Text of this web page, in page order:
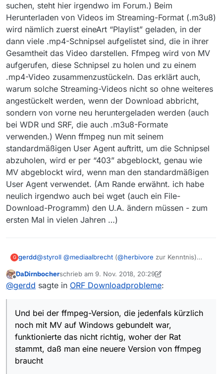
suchen, steht hier irgendwo im Forum.) Beim
Herunterladen von Videos im Streaming-Format (.m3u8)
wird nämlich zuerst eineArt “Playlist” geladen, in der
dann viele .mp4-Schnipsel aufgelistet sind, die in ihrer
Gesamtheit das Video darstellen. Ffmpeg wird von MV
aufgerufen, diese Schnipsel zu holen und zu einem
.mp4-Video zusammenzustückeln. Das erklärt auch,
warum solche Streaming-Videos nicht so ohne weiteres
angestückelt werden, wenn der Download abbricht,
sondern von vorne neu heruntergeladen werden (auch
bei WDR und SRF, die auch .m3u8-Formate
verwenden.) Wenn ffmpeg nun mit seinem
standardmäßigen User Agent auftritt, um die Schnipsel
abzuholen, wird er per “403” abgeblockt, genau wie
MV abgeblockt wird, wenn man den standardmäßigen
User Agent verwendet. (Am Rande erwähnt. ich habe
neulich irgendwo auch bei wget (auch ein File-
Download-Programm) den U.A. ändern müssen - zum
ersten Mal in vielen Jahren …)
G gerdd@styroll @mediaalbrecht (@herbivore zur Kenntnis)
dann muß man für den “neuen ORF” jetzt den User
Agent sowohl bei MV als auch bei ffmpeg ändern. Und
richtig, woher der Rat stammt, daß man eine neuere
Version von ffmpeg braucht (4.something, glaube ich -
suchen, steht hier irgendwo im Forum.) Beim
Herunterladen von Videos im Streaming-Format (.m3u8)
wird nämlich zuerst eineArt “Playlist” geladen, in der
dann viele .mp4-Schnipsel aufgelistet sind, die in ihrer
Offline
DaDirnbocherschrieb am 9. Nov. 2018, 20:29
zuletzt editiert von DaDirnbocher
@gerdd sagte in ORF Downloadprobleme:
Und bei der ffmpeg-Version, die jedenfals kürzlich
noch mit MV auf Windows gebundelt war,
funktionierte das nicht richtig, woher der Rat
stammt, daß man eine neuere Version von ffmpeg
braucht